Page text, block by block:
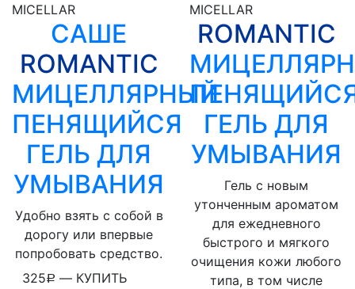
MICELLAR
САШЕ
ROMANTIC
МИЦЕЛЛЯРНЫЙ
ПЕНЯЩИЙСЯ
ГЕЛЬ ДЛЯ
УМЫВАНИЯ
Удобно взять с собой в
дорогу или впервые
попробовать средство.
325Р — КУПИТЬ
MICELLAR
ROMANTIC
ГЕЛЬ ДЛЯ
УМЫВАНИЯ
Гель с новым
утонченным ароматом
для ежедневного
быстрого и мягкого
очищения кожи любого
типа, в том числе